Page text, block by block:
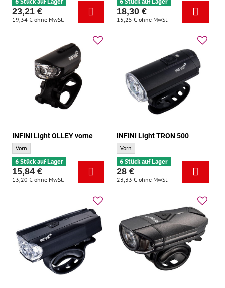
23,21 €
19,34 € ohne MwSt.
18,30 €
15,25 € ohne MwSt.
INFINI Light OLLEY vorne
INFINI Light OLLEY vorne - Standort:
Vorn
6 Stück auf Lager
15,84 €
13,20 € ohne MwSt.
INFINI Light TRON 500
INFINI Light TRON 500 - Standort:
Vorn
6 Stück auf Lager
28 €
23,33 € ohne MwSt.